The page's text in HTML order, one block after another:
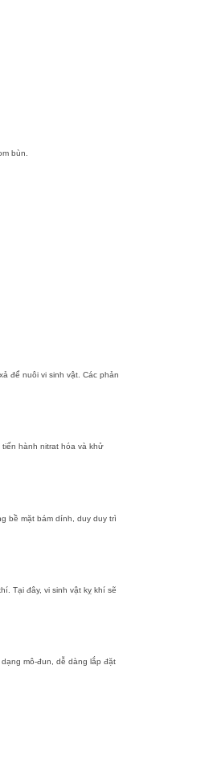
bùn.
để nuôi vi sinh vật. Các phản
hành nitrat hóa và khử
bề mặt bám dính, duy duy trì
Tại đây, vi sinh vật kỵ khí sẽ
mô-đun, dễ dàng lắp đặt